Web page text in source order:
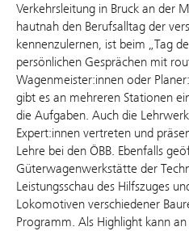
Verkehrsleitung in Bruck an der
hautnah den Berufsalltag der
kennenzulernen, ist beim „Tag
persönlichen Gesprächen mit
Wagenmeister:innen oder
gibt es an mehreren Stationen
die Aufgaben. Auch die
Expert:innen vertreten und
Lehre bei den ÖBB. Ebenfalls
Güterwagenwerkstätte der
Leistungsschau des Hilfszuges
Lokomotiven verschiedener
Programm. Als Highlight kann